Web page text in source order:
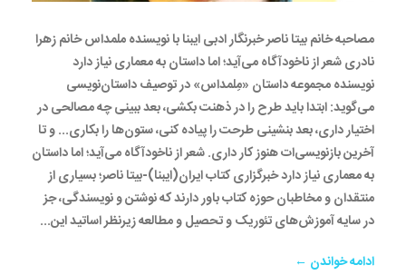
مصاحبه خانم بیتا ناصر خبرنگار ادبی ایبنا با نویسنده ملمداس خانم زهرا
نادری شعر از ناخودآگاه می‌آید؛ اما داستان به معماری نیاز دارد
نویسنده مجموعه داستان «مِلمداس» در توصیف داستان‌نویسی
می‌گوید: ابتدا باید طرح را در ذهنت بکشی، بعد ببینی چه مصالحی در
اختیار داری، بعد بنشینی طرحت را پیاده کنی، ستون‌ها‌ را بکاری... و تا
آخرین بازنویسی‌ات هنوز کار داری. شعر از ناخودآگاه می‌آید؛ اما داستان
به معماری نیاز دارد خبرگزاری کتاب ایران(ایبنا)-بیتا ناصر؛ بسیاری از
منتقدان و مخاطبان حوزه کتاب باور دارند که نوشتن و نویسندگی، جز
در سایه آموزش‌های تئوریک و تحصیل و مطالعه زیرنظر اساتید این...
ادامه خواندن ←